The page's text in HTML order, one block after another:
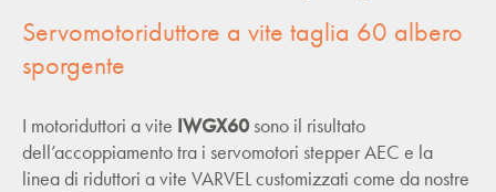
Servomotoriduttore a vite taglia 60 albero
sporgente
I motoriduttori a vite IWGX60 sono il risultato
dell’accoppiamento tra i servomotori stepper AEC e la
linea di riduttori a vite VARVEL customizzati come da nostre